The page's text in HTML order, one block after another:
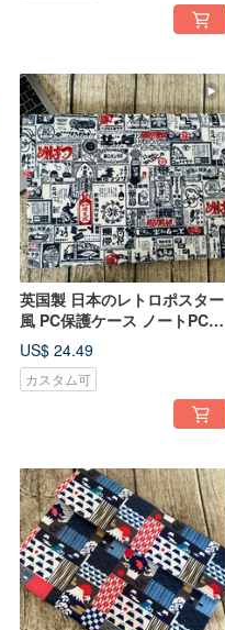
英国製 日本のレトロポスター
風 PC保護ケース ノートPCバ
ッグ 収納ポーチ カスタムサイ
ズ
US$ 24.49
カスタム可